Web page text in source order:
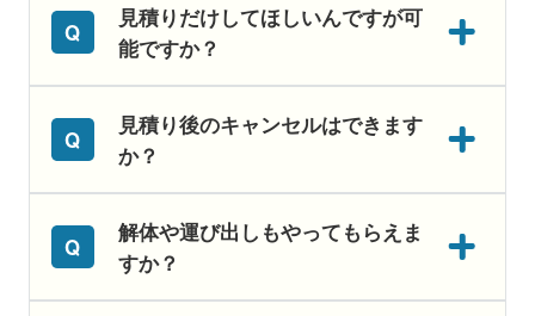
見積りだけしてほしいんですが可
能ですか？
見積り後のキャンセルはできます
か？
解体や運び出しもやってもらえま
すか？